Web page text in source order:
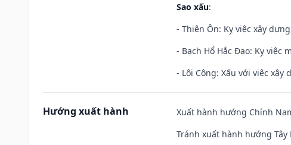
Sao xấu:
- Thiên Ôn: Kỵ việc xây
- Bạch Hổ Hắc Đạo: Kỵ việc
- Lôi Công: Xấu với việc xây
Hướng xuất hành
Xuất hành hướng Chính
Tránh xuất hành hướng Tây